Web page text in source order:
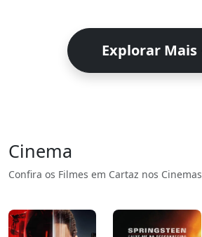
Explorar Mais
Cinema
Confira os Filmes em Cartaz nos Cinemas